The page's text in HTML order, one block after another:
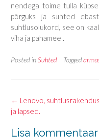
nendega toime tulla
põrguks ja suhted
suhtlusolukord, see on
viha ja pahameel.
Posted inSuhted Tagged
Post
navigation
← Lenovo,
ja lapsed.
Lisa kommentaar